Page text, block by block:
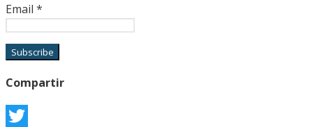
Email *
Compartir